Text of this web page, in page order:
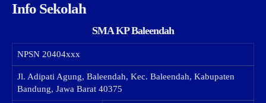
Info Sekolah
SMA KP Baleendah
NPSN 20404xxx
Jl. Adipati Agung, Baleendah, Kec. Baleendah, Kabupaten
Bandung, Jawa Barat 40375